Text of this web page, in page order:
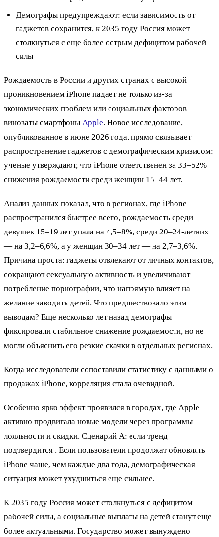
Демографы предупреждают: если зависимость от
гаджетов сохранится, к 2035 году Россия может
столкнуться с еще более острым дефицитом рабочей
силы
Рождаемость в России и других странах с высокой
проникновением iPhone падает не только из-за
экономических проблем или социальных факторов —
виноваты смартфоны Apple. Новое исследование,
опубликованное в июне 2026 года, прямо связывает
распространение гаджетов с демографическим кризисом:
ученые утверждают, что iPhone ответственен за 33–52%
снижения рождаемости среди женщин 15–44 лет.
Анализ данных показал, что в регионах, где iPhone
распространился быстрее всего, рождаемость среди
девушек 15–19 лет упала на 4,5–8%, среди 20–24-летних
— на 3,2–6,6%, а у женщин 30–34 лет — на 2,7–3,6%.
Причина проста: гаджеты отвлекают от личных контактов,
сокращают сексуальную активность и увеличивают
потребление порнографии, что напрямую влияет на
желание заводить детей. Что предшествовало этим
выводам? Еще несколько лет назад демографы
фиксировали стабильное снижение рождаемости, но не
могли объяснить его резкие скачки в отдельных регионах.
Когда исследователи сопоставили статистику с данными о
продажах iPhone, корреляция стала очевидной.
Особенно ярко эффект проявился в городах, где Apple
активно продвигала новые модели через программы
лояльности и скидки. Сценарий А: если тренд
подтвердится . Если пользователи продолжат обновлять
iPhone чаще, чем каждые два года, демографическая
ситуация может ухудшиться еще сильнее.
К 2035 году Россия может столкнуться с дефицитом
рабочей силы, а социальные выплаты на детей станут еще
более актуальными. Государство может вынуждено